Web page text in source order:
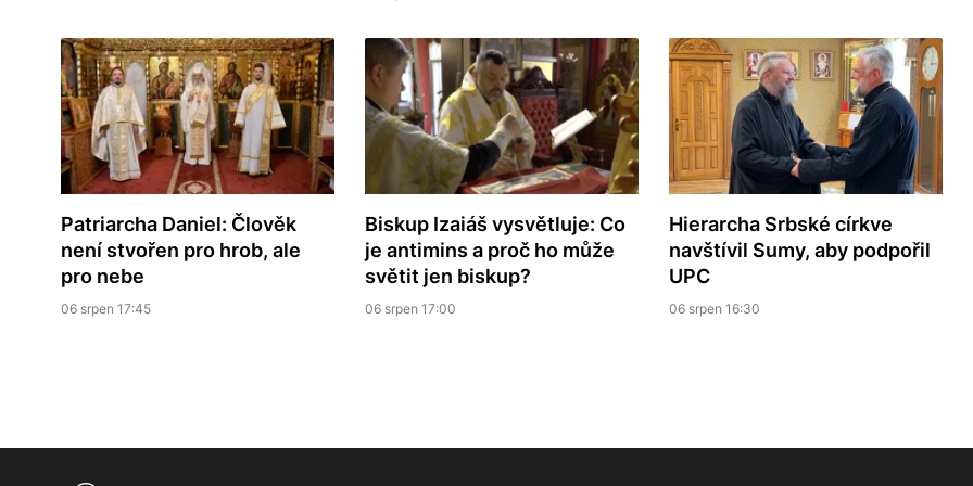
Patriarcha Daniel: Člověk
není stvořen pro hrob, ale
pro nebe
06 srpen 17:45
Biskup Izaiáš vysvětluje: Co
je antimins a proč ho může
světit jen biskup?
06 srpen 17:00
Hierarcha Srbské církve
navštívil Sumy, aby podpořil
UPC
06 srpen 16:30